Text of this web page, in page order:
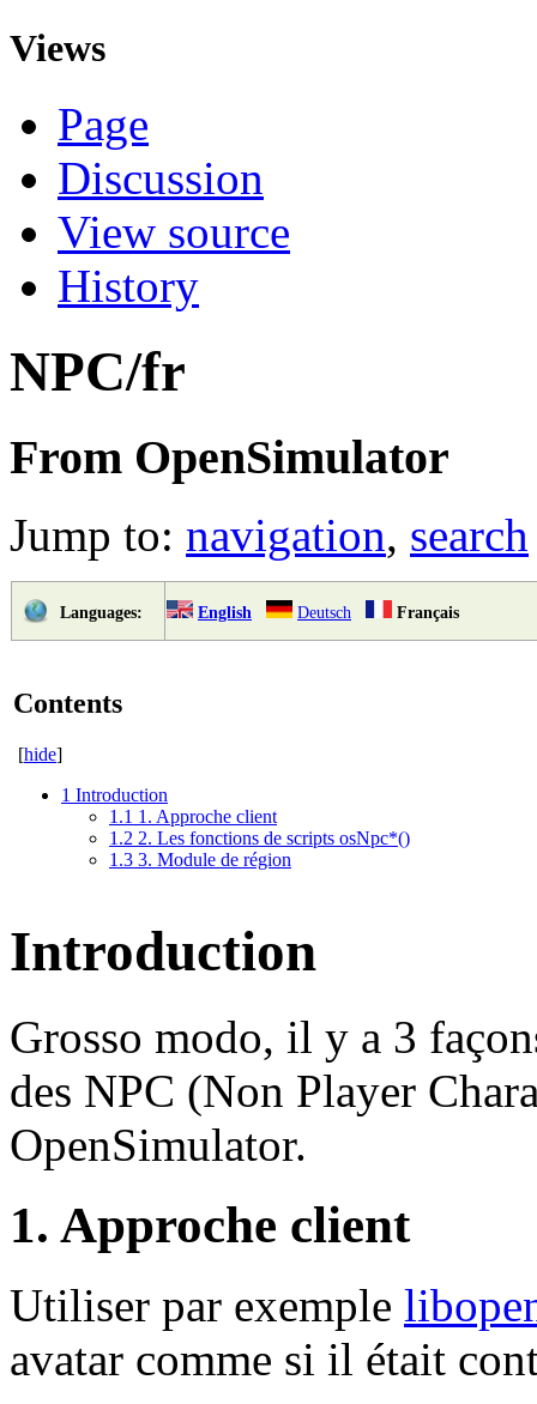
Views
Page
Discussion
View source
History
NPC/fr
From OpenSimulator
Jump to: navigation, search
Languages: English Deutsch Français
Contents
[hide]
1 Introduction
1.1 1. Approche client
1.2 2. Les fonctions de scripts osNpc*()
1.3 3. Module de région
Introduction
Grosso modo, il y a 3
des NPC (Non Player
OpenSimulator.
1. Approche client
Utiliser par exemple
avatar comme si il était